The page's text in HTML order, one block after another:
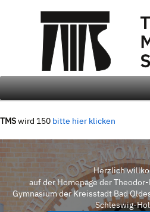
TMSwird 150 bitte hier klicken
Herzlich
auf der Homepage der
Gymnasium der Kreisstadt Bad
Schleswig-